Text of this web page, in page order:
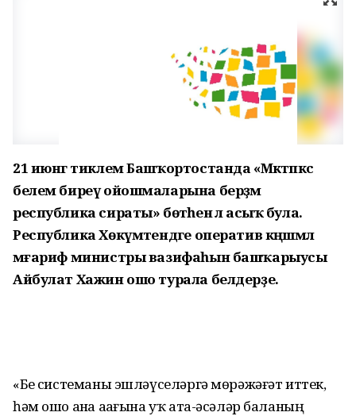
21 июнгә тиклем Башҡортостанда «Мәктәпкәсә
белем биреү ойошмаларына берҙәм
республика сираты» бөтәһенә лә асыҡ була.
Республика Хөкүмәтендәге оператив кәңәшмәлә
мәғариф министры вазифаһын башҡарыусы
Айбулат Хажин ошо турала белдерҙе.
«Беҙ системаны эшләүселәргә мөрәжәғәт иттек,
һәм ошо аҙна аҙағына уҡ ата-әсәләр баланың